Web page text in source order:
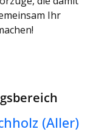
Ihr
(Aller)